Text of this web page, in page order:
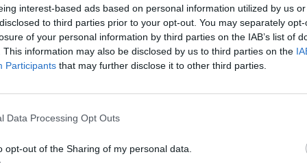
interest-based ads based on personal information utilized by us
to third parties prior to your opt-out. You may separately
of your personal information by third parties on the IAB’s list of
This information may also be disclosed by us to third parties on the
Participants that may further disclose it to other third parties.
Data Processing Opt Outs
opt-out of the Sharing of my personal data.
28: Día de Andalucía
Do